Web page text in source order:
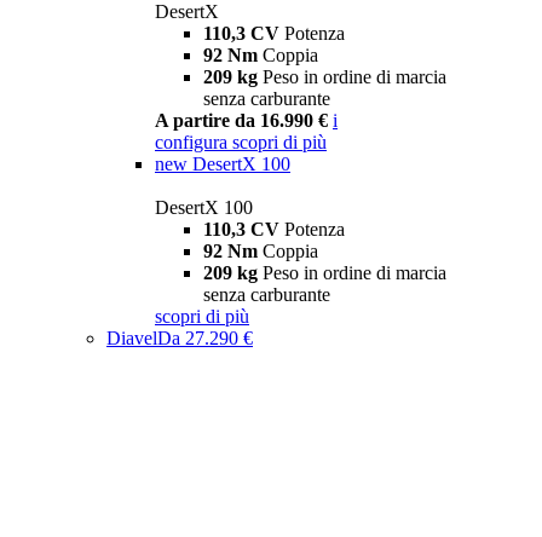
DesertX
110,3 CV Potenza
92 Nm Coppia
209 kg Peso in ordine di marcia
senza carburante
A partire da 16.990 € i
configura scopri di più
new DesertX 100
DesertX 100
110,3 CV Potenza
92 Nm Coppia
209 kg Peso in ordine di marcia
senza carburante
scopri di più
DiavelDa 27.290 €